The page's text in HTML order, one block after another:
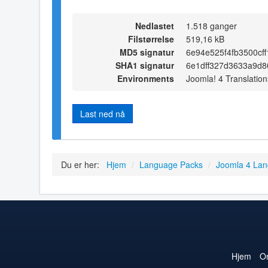
Nedlastet
1.518 ganger
Filstørrelse
519,16 kB
MD5 signatur
SHA1 signatur
Environments
Joomla! 4
Last ned nå
Du er her: Hjem / Language Packs / Joomla 4
Hjem